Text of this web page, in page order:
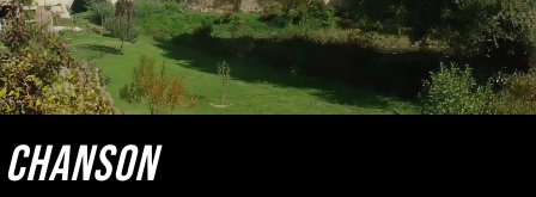
CHANSON